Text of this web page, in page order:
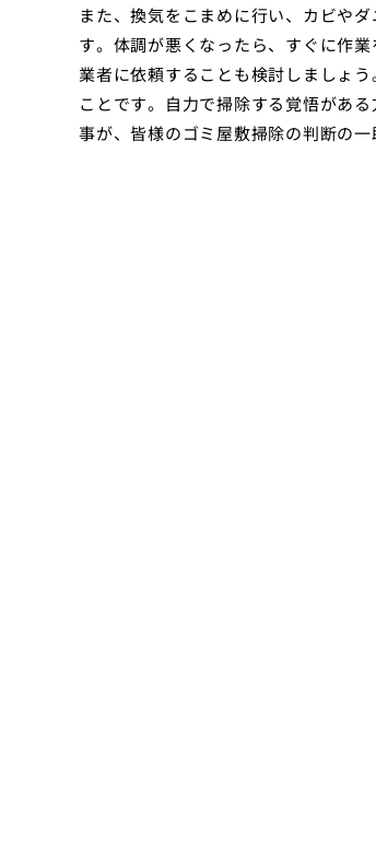
また、換気をこまめに行い、カビや
す。体調が悪くなったら、すぐに作
業者に依頼することも検討しましょ
ことです。自力で掃除する覚悟があ
事が、皆様のゴミ屋敷掃除の判断の一